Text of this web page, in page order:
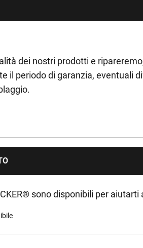
dei nostri prodotti e
il periodo di garanzia, eventuali
® sono disponibili per